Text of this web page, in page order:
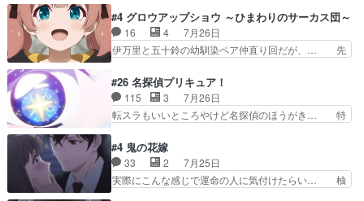
に、ララは何を思うのだ… 息をするかのように3
話まで視聴。2026… ララの王子様探しが本格的
に動き出した回。…
散歩って逃げるよね！糸と類を助けよう… 類の面
倒見るのが1番大変そう糸は誰とでも… 源くんを
甘えさせるまでの糸と周りの出来事… 源くん、甘
えちゃうぞ宣言。思ったよりラブ… 糸ちゃんのま
目的を忘れてますますヤング… でも央太と親しく
するのは嫌。世話を拒んで… ゴメス（カエル）外
で散歩させてたのか(*…
#4 グロウアップショウ ～ひまわりのサーカス団～
16 4
7月26日
伊万里と五十鈴の幼馴染ペア仲直り回だが、… 先
や、これ素晴らしいコメディアニメだな。… 水着
回なのにビキニじゃない！これは時代背… 今回は
推しの吾野伊万里ちゃん担当回。これ… 伊万里さ
んの手品回であり水着回ね。瑞佳ち… 売り上げが
タ教育のせいで瑞佳がヒモカス… 伊万里ちゃんの
人前での苦手意識を抱えなが… 第４話をｄアニメ
ストアで視聴しました。視…
#26 名探偵プリキュア！
115 3
7月26日
転スラもいいところやけど名探偵のほうがき… 特
なはプリキュア仲間には自分が未来から… の活
躍、敵を圧倒ってのはおおよその流れだ… キュア
エクレール初変身＆初戦闘。プリキュ… キュアエ
クレールは強いが力を制御できない… キュアエク
#4 鬼の花嫁
33 2
7月25日
実際にこんな感じで運命の人に気付けたらい… 柚